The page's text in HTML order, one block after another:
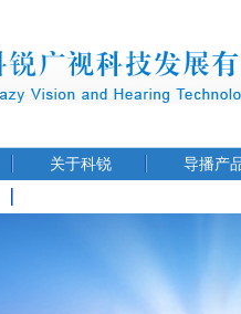
关于科锐
导播产